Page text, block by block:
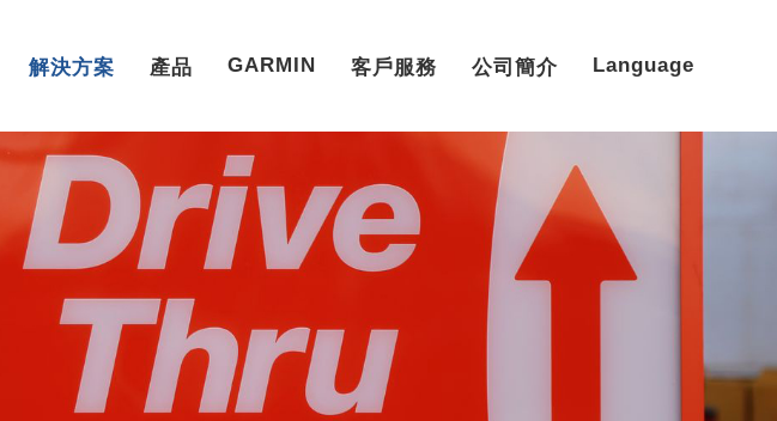
解決方案 產品 GARMIN 客戶服務 公司簡介 Language